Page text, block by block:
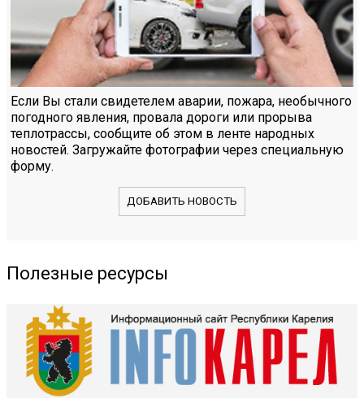
Если Вы стали свидетелем аварии, пожара, необычного
погодного явления, провала дороги или прорыва
теплотрассы, сообщите об этом в ленте народных
новостей. Загружайте фотографии через специальную
форму.
ДОБАВИТЬ НОВОСТЬ
Полезные ресурсы